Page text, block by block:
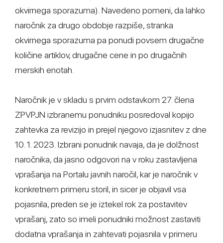
okvirnega sporazuma). Navedeno pomeni, da lahko
naročnik za drugo obdobje razpiše, stranka
okvirnega sporazuma pa ponudi povsem drugačne
količine artiklov, drugačne cene in po drugačnih
merskih enotah.
Naročnik je v skladu s prvim odstavkom 27. člena
ZPVPJN izbranemu ponudniku posredoval kopijo
zahtevka za revizijo in prejel njegovo izjasnitev z dne
10. 1. 2023. Izbrani ponudnik navaja, da je dolžnost
naročnika, da jasno odgovori na v roku zastavljena
vprašanja na Portalu javnih naročil, kar je naročnik v
konkretnem primeru storil, in sicer je objavil vsa
pojasnila, preden se je iztekel rok za postavitev
vprašanj, zato so imeli ponudniki možnost zastaviti
dodatna vprašanja in zahtevati pojasnila v primeru